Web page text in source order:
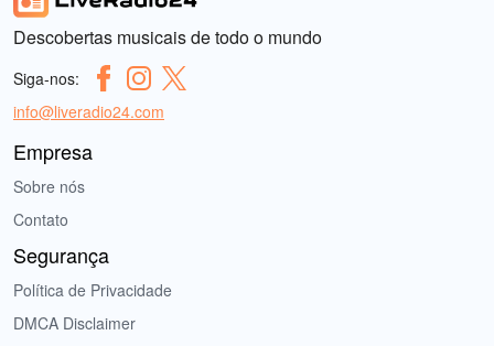
Descobertas musicais de todo o mundo
Siga-nos:
info@liveradio24.com
Empresa
Sobre nós
Contato
Segurança
Política de Privacidade
DMCA Disclaimer